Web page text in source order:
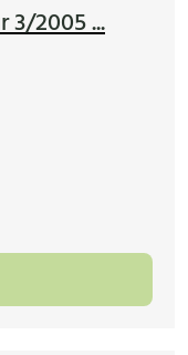
3/2005 ...